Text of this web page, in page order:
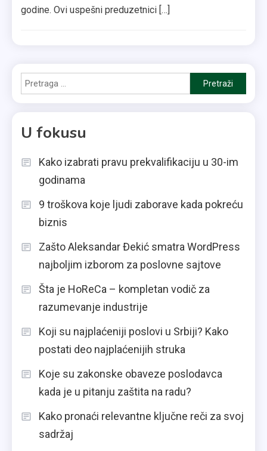
godine. Ovi uspešni preduzetnici […]
Pretraga
za:
U fokusu
Kako izabrati pravu prekvalifikaciju u 30-im
godinama
9 troškova koje ljudi zaborave kada pokreću
biznis
Zašto Aleksandar Đekić smatra WordPress
najboljim izborom za poslovne sajtove
Šta je HoReCa – kompletan vodič za
razumevanje industrije
Koji su najplaćeniji poslovi u Srbiji? Kako
postati deo najplaćenijih struka
Koje su zakonske obaveze poslodavca
kada je u pitanju zaštita na radu?
Kako pronaći relevantne ključne reči za svoj
sadržaj